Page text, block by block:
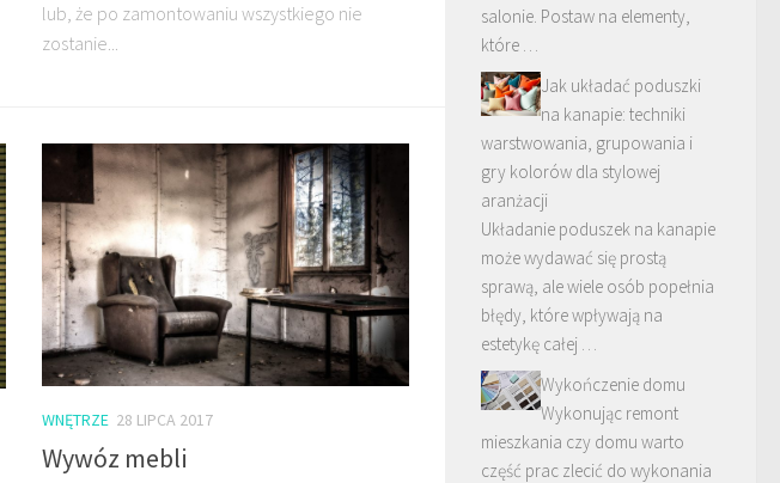
lub, że po zamontowaniu wszystkiego nie
zostanie...
WNĘTRZE 28 LIPCA 2017
Wywóz mebli
salonie. Postaw na elementy,
które …
Jak układać poduszki
na kanapie: techniki
warstwowania, grupowania i
gry kolorów dla stylowej
aranżacji
Układanie poduszek na kanapie
może wydawać się prostą
sprawą, ale wiele osób popełnia
błędy, które wpływają na
estetykę całej …
Wykończenie domu
Wykonując remont
mieszkania czy domu warto
część prac zlecić do wykonania